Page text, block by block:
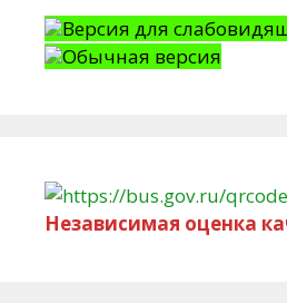
Версия для
Обычная версия
Независимая оценка